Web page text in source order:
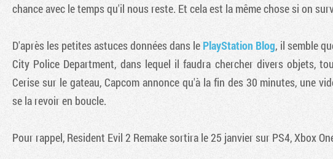
chance avec le temps qu'il nous reste. Et cela est la même chose si on
D'après les petites astuces données dans le PlayStation Blog, il semble
City Police Department, dans lequel il faudra chercher divers objets,
Cerise sur le gateau, Capcom annonce qu'à la fin des 30 minutes, une
se la revoir en boucle.
Pour rappel, Resident Evil 2 Remake sortira le 25 janvier sur PS4, Xbox